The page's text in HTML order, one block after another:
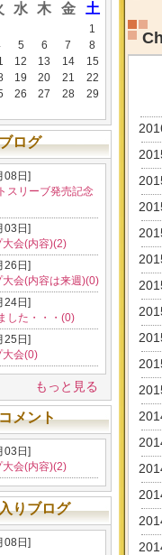
水 木 金 土
1
5 6 7
8
12 13 14
15
19 20 21
22
26 27 28
29
ログ
08日]
スリーブ発売記念
03日]
会(内容)(2)
26日]
会(内容は来週)(0)
24日]
した・・・(0)
25日]
大会(0)
もっと見る
メント
03日]
会(内容)(2)
りブログ
08日]